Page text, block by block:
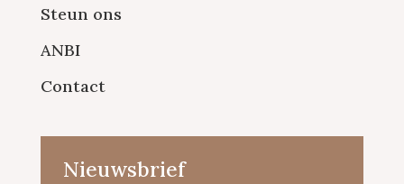
Steun ons
ANBI
Contact
Nieuwsbrief